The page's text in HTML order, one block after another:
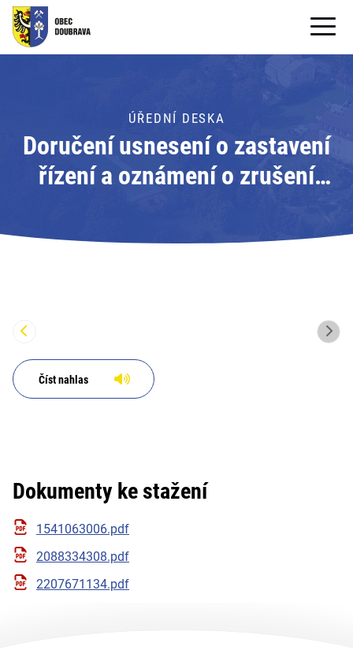
OBECNÍ ÚŘAD
PRO OBČANY
Formuláře ke stažení
PRO TURISTY
ÚŘEDNÍ DESKA
Doručení usnesení o zastavení
řízení a oznámení o zrušení
Obvodní báňský úřad pro území
Číst nahlas
Dokumenty ke stažení
1541063006.pdf
2088334308.pdf
2207671134.pdf